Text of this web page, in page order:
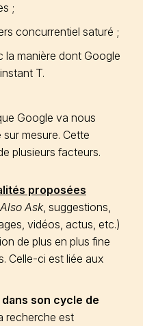
;
concurrentiel saturé ;
la manière dont Google
T.
Google va nous
mesure. Cette
plusieurs facteurs.
proposées
Ask, suggestions,
vidéos, actus, etc.)
de plus en plus fine
Celle-ci est liée aux
son cycle de
recherche est